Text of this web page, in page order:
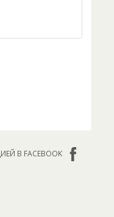
В FACEBOOK